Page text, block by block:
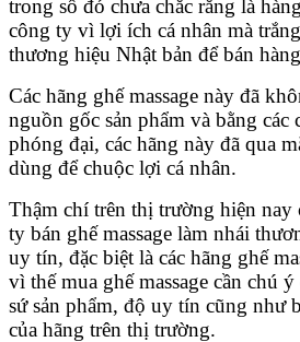
trong số đó chưa chắc rằng là
công ty vì lợi ích cá nhân mà
thương hiệu Nhật bản để bán
Các hãng ghế massage này đã
nguồn gốc sản phẩm và bằng các
phóng đại, các hãng này đã qua
dùng để chuộc lợi cá nhân.
Thậm chí trên thị trường hiện nay
ty bán ghế massage làm nhái
uy tín, đặc biệt là các hãng ghế
vì thế mua ghế massage cần chú
sứ sản phẩm, độ uy tín cũng như
của hãng trên thị trường.